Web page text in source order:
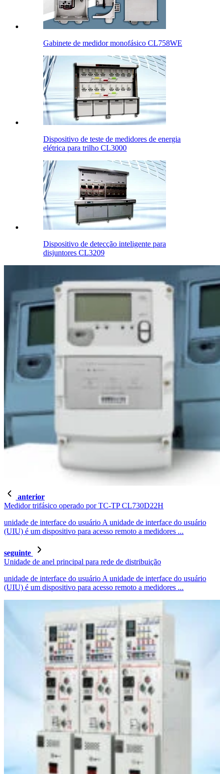
Gabinete de medidor monofásico CL758WE
Dispositivo de teste de medidores de energia
elétrica para trilho CL3000
Dispositivo de detecção inteligente para
disjuntores CL3209
anterior
Medidor trifásico operado por TC-TP CL730D22H
unidade de interface do usuário A unidade de interface do usuário
(UIU) é um dispositivo para acesso remoto a medidores ...
seguinte
Unidade de anel principal para rede de distribuição
unidade de interface do usuário A unidade de interface do usuário
(UIU) é um dispositivo para acesso remoto a medidores ...